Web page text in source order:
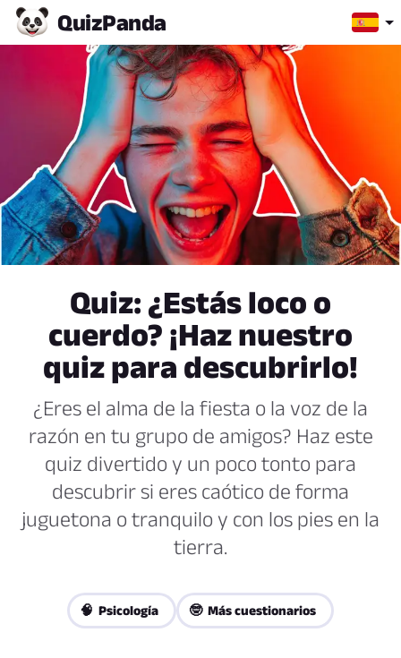
QuizPanda
Quiz: ¿Estás loco o
cuerdo? ¡Haz nuestro
quiz para descubrirlo!
¿Eres el alma de la fiesta o la voz de la
razón en tu grupo de amigos? Haz este
quiz divertido y un poco tonto para
descubrir si eres caótico de forma
juguetona o tranquilo y con los pies en la
tierra.
🧠 Psicología 🤓 Más cuestionarios